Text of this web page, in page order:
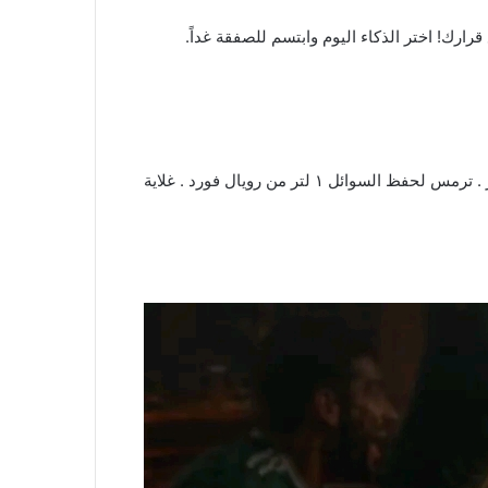
اليوم وابتسم للصفقة غداً.
غلاية كهربائية بطبقة مزدوجة من اولسين مارك ١,٧ لتر . ريال فورد ٨,٥ بوصة مقص . طنجرة ضغط ألمنيوم من رويال فورد ٧,٥ لتر . ترمس لحفظ السوائل ١ لتر من رويال فورد . غلاية